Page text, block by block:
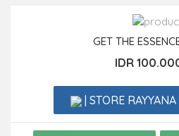
GET THE
IDR
| STORE